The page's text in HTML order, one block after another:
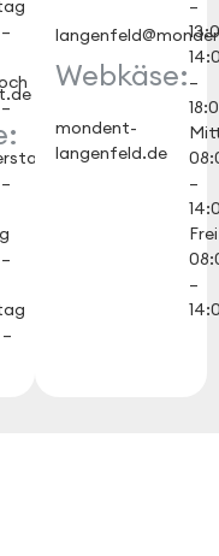
Webkäse:
mondent-
langenfeld.de
–
–
–
–